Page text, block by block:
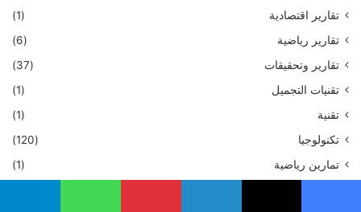
تقارير اقتصادية
(1)
تقارير رياضية
(6)
تقارير وتحقيقات
(37)
تقنيات التجميل
(1)
تقنية
(1)
تكنولوجيا
(120)
تمارين رياضية
(1)